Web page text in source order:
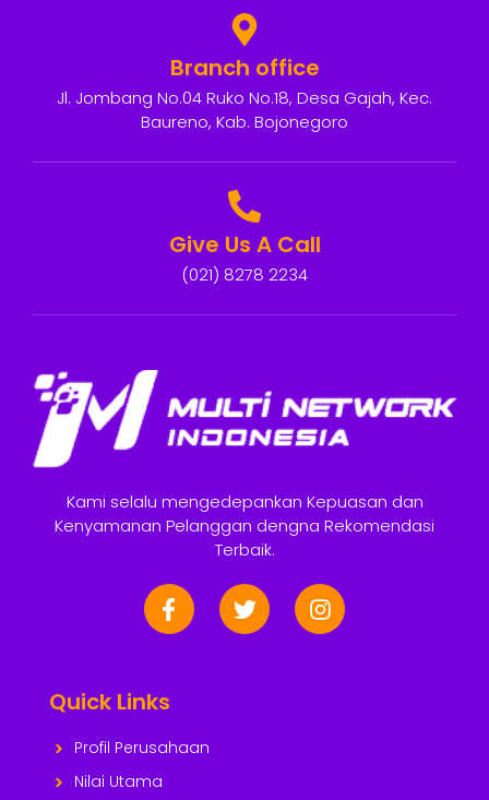
Branch office
Jl. Jombang No.04 Ruko No.18, Desa Gajah, Kec.
Baureno, Kab. Bojonegoro
Give Us A Call
(021) 8278 2234
Kami selalu mengedepankan Kepuasan dan
Kenyamanan Pelanggan dengna Rekomendasi
Terbaik.
Quick Links
Profil Perusahaan
Nilai Utama